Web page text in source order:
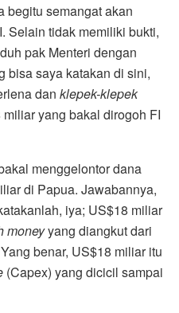
begitu semangat akan
Selain tidak memiliki bukti,
pak Menteri dengan
bisa saya katakan di sini,
dan klepek-klepek
yang bakal dirogoh FI
menggelontor dana
di Papua. Jawabannya,
iya; US$18 miliar
moneyyang diangkut dari
benar, US$18 miliar itu
(Capex) yang dicicil sampai